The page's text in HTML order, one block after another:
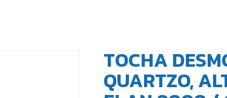
TOCHA
QUARTZO,